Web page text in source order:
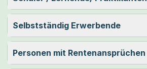
Selbstständig Erwerbende
Personen mit Rentenansprüchen